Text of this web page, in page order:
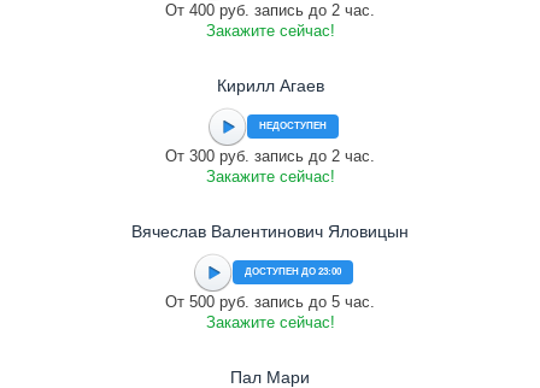
От 400 руб. запись до 2 час.
Закажите сейчас!
Кирилл Агаев
НЕДОСТУПЕН
От 300 руб. запись до 2 час.
Закажите сейчас!
Вячеслав Валентинович Яловицын
ДОСТУПЕН ДО 23:00
От 500 руб. запись до 5 час.
Закажите сейчас!
Пал Мари